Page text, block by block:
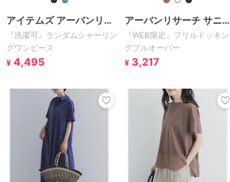
アイテムズ アーバンリサ
ーチ
『洗濯可』ランダムシャーリン
グワンピース
¥ 4,495
アーバンリサーチ サニー
レーベル
『WEB限定』フリルドッキン
グプルオーバー
¥ 3,217